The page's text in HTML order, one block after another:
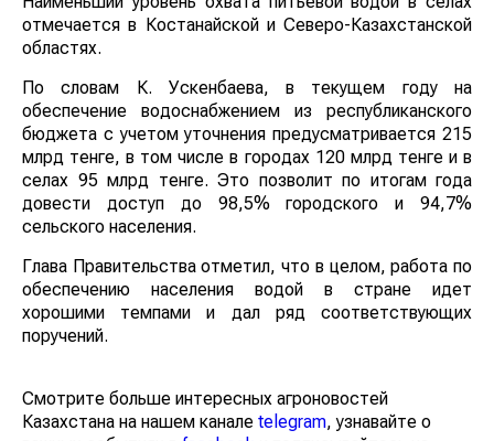
отмечается в Костанайской и Северо-Казахстанской
областях.
По словам К. Ускенбаева, в текущем году на
обеспечение водоснабжением из республиканского
бюджета с учетом уточнения предусматривается 215
млрд тенге, в том числе в городах 120 млрд тенге и в
селах 95 млрд тенге. Это позволит по итогам года
довести доступ до 98,5% городского и 94,7%
сельского населения.
Глава Правительства отметил, что в целом, работа по
обеспечению населения водой в стране идет
хорошими темпами и дал ряд соответствующих
поручений.
Смотрите больше интересных агроновостей
Казахстана на нашем канале telegram, узнавайте о